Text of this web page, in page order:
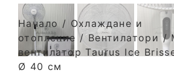
Начало / Охлаждане и
отопление /Вентилатори /
вентилатор Taurus Ice
Ø 40 см